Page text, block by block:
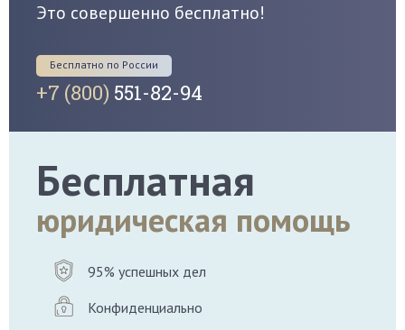
Это совершенно бесплатно!
Бесплатно по России
+7 (800) 551-82-94
Бесплатная
юридическая помощь
95% успешных дел
Конфиденциально